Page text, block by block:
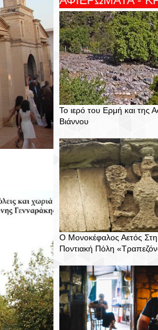
Το ιερό του Ερμή και της
Βιάννου
Ο Μονοκέφαλος Αετός Στη
Ποντιακή Πόλη